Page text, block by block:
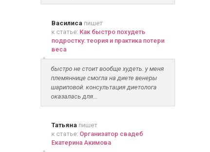
Василиса пишет
к статье: Как быстро похудеть
подростку: теория и практика потери
веса
быстро не стоит вообще худеть. у меня
племяннице смогла на диете венеры
шариповой. консультация диетолога
оказалась для...
Татьяна пишет
к статье: Организатор свадеб
Екатерина Акимова